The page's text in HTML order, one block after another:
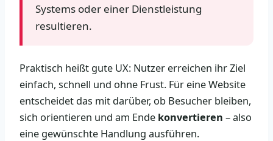
Systems oder einer Dienstleistung
resultieren.
Praktisch heißt gute UX: Nutzer erreichen ihr Ziel
einfach, schnell und ohne Frust. Für eine Website
entscheidet das mit darüber, ob Besucher bleiben,
sich orientieren und am Ende konvertieren – also
eine gewünschte Handlung ausführen.